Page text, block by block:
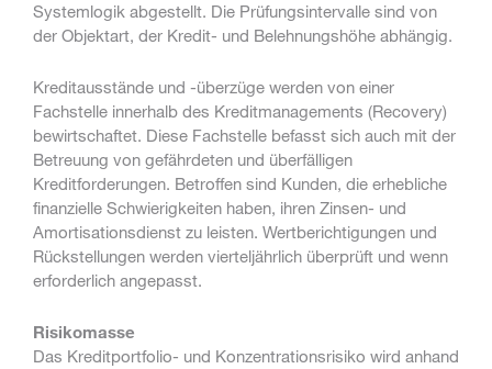
Systemlogik abgestellt. Die Prüfungsintervalle sind von
der Objektart, der Kredit- und Belehnungshöhe abhängig.
Kreditausstände und -überzüge werden von einer
Fachstelle innerhalb des Kreditmanagements (Recovery)
bewirtschaftet. Diese Fachstelle befasst sich auch mit der
Betreuung von gefährdeten und überfälligen
Kreditforderungen. Betroffen sind Kunden, die erhebliche
finanzielle Schwierigkeiten haben, ihren Zinsen- und
Amortisationsdienst zu leisten. Wertberichtigungen und
Rückstellungen werden vierteljährlich überprüft und wenn
erforderlich angepasst.
Risikomasse
Das Kreditportfolio- und Konzentrationsrisiko wird anhand